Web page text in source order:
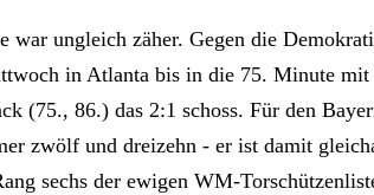
war ungleich zäher. Gegen die
in Atlanta bis in die 75. Minute mit
(75., 86.) das 2:1 schoss. Für den
zwölf und dreizehn - er ist damit
sechs der ewigen WM-